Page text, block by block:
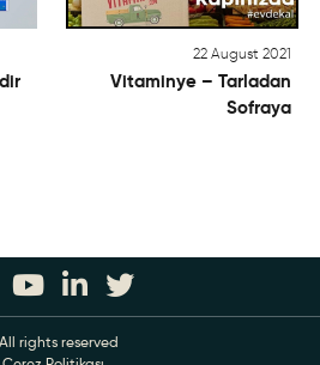
22 August 2021
Vitaminye – Tarladan
Sofraya
. All rights reserved